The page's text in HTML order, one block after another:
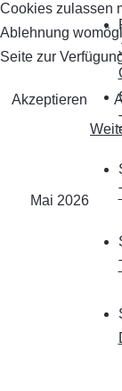
Mai 2026
Cookies zulassen
Ablehnung
Seite zur
Akzeptieren